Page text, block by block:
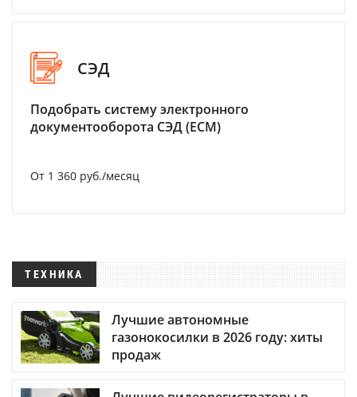
СЭД
Подобрать систему электронного
документооборота СЭД (ECM)
От 1 360 руб./месяц
ТЕХНИКА
Лучшие автономные
газонокосилки в 2026 году: хиты
продаж